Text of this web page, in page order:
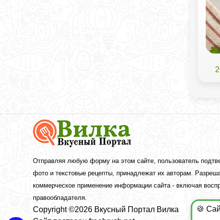
Вкусный
Портал
Вилка
рецепты
фото
Отправляя любую форму на этом сайте, пользователь
фото и текстовые рецепты, принадлежат их авторам.
коммерческое применение информации сайта - включая
правообладателя.
Copyright ©2026 Вкусный Портал Вилка
🍪